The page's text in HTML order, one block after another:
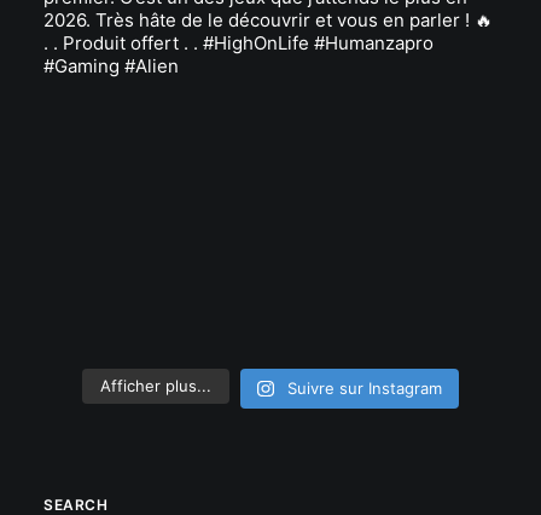
Afficher plus... Suivre sur Instagram
SEARCH